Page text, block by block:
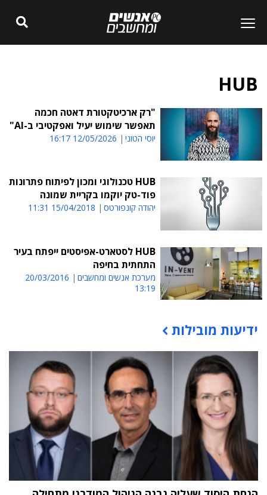
HUB
"רק ארכיטקטורת דאטה חכמה
תאפשר שימוש יעיל ואפקטיבי ב-AI"
יוסי הטוני 12/05/2026 16:17
HUB טכנולוגי ומכון לפיתוח פתרונות
פוד-טק יוקמו בקריית שמונה
יהודה קונפורטס 15/04/2018 11:31
HUB לסטארט-אפיסטים ייפתח בעיר
התחתית בחיפה
מערכת אנשים ומחשבים
20/03/2016
13:19
תוכן פרסומי
ידיעות מובילות